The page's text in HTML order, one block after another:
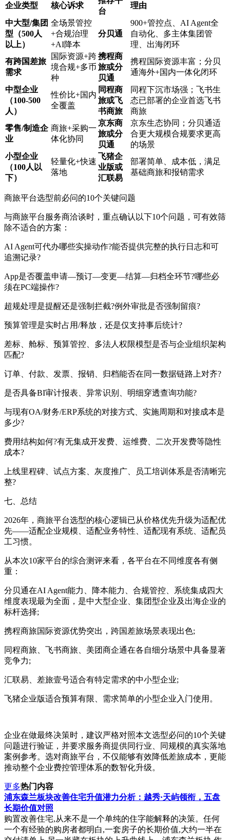
企业类型 核心诉求
台
理由
中大型/集团
型（500人
以上）
全场景管控
+合规治理
+AI降本
分贝通
900+管控点、AI Agent全
自动化、多主体集团管
理、出海闭环
有跨国差旅
需求
国际资源+跨
境合规+多币
种
携程商
旅或分
贝通
携程国际资源丰富；分贝
通海外+国内一体化闭环
中型企业
（100-500
人）
性价比+国内
全覆盖
同程商
旅或飞
书商旅
同程下沉市场强；飞书生
态已部署的企业首选飞书
商旅
零售/制造企
业
商旅+采购一
体化协同
京东商
旅或分
贝通
京东生态协同；分贝通适
合更大规模合规要求更高
的场景
小型企业
（100人以
下）
轻量化+快速
落地
飞猪企
业版或
汇联易
部署简单、成本低，满足
基础商旅和报销需求
商旅平台选型前必问的10个关键问题
与商旅平台服务商洽谈时，重点确认以下10个问题，可有效筛
除不适合的方案：
AI Agent可代办哪些实操动作?能否提供完整的执行日志和可
追溯记录?
App是否覆盖申请—预订—变更—结算—归档全环节?哪些必
须在PC端操作?
超规处理是提醒还是强制拦截?例外审批是否强制留痕?
预算管理是实时占用/释放，还是仅支持事后统计?
差标、舱标、预算管控、多法人权限模型是否与企业组织架构
匹配?
订单、付款、发票、报销、归档能否在同一数据链路上对齐?
是否具备BI审计报表、异常识别、明细穿透查询功能?
与现有OA/财务/ERP系统的对接方式、实施周期和对接成本是
多少?
费用结构如何?有无集成开发费、运维费、二次开发费等隐性
成本?
上线里程碑、试点方案、灰度推广、员工培训体系是否清晰完
整?
七、总结
2026年，商旅平台选型的核心逻辑已从价格优先升级为适配优
先——适配企业规模、适配业务特性、适配现有系统、适配员
工习惯。
从本次10家平台的综合测评来看，各平台在不同维度各有侧
重：
分贝通在AI Agent能力、降本能力、合规管控、系统集成四大
维度表现最为全面，是中大型企业、集团型企业及出海企业的
标杆选择;
携程商旅国际资源优势突出，跨国差旅场景表现出色;
同程商旅、飞书商旅、美团商企通在各自细分场景中具备显著
竞争力;
汇联易、差旅壹号适合有特定需求的中小型企业;
飞猪企业版适合预算有限、需求简单的小型企业入门使用。
企业在做最终决策时，建议严格对照本文选型必问的10个关键
问题进行验证，并要求服务商提供同行业、同规模的真实落地
案例参考。选对商旅平台，不仅能够有效降低差旅成本，更能
推动整个企业费控管理体系的数智化升级。
更多热门内容
浦东森兰板块改善住宅升值潜力分析：越秀·天屿领衔，五盘
长期价值对照
购置改善住宅,从来不是一个单纯的住字能解释的决策。任何
一个有经验的购房者都明白,一套房子的长期价值,大约一半在